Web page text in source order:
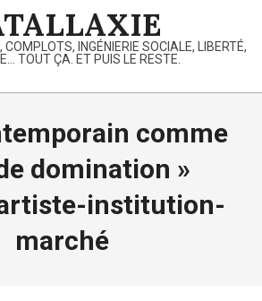
INGÉNIERIE SOCIALE, LIBERTÉ,
TOUT ÇA. ET PUIS LE RESTE.
comme
domination »
institution-
marché